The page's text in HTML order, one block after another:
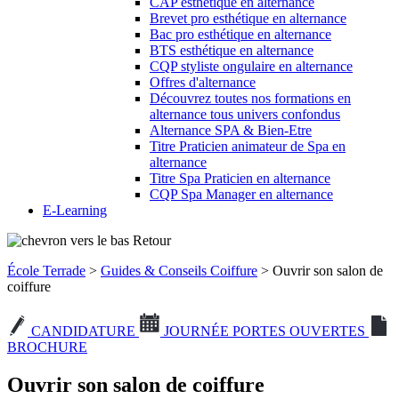
Brevet pro esthétique en alternance
Bac pro esthétique en alternance
BTS esthétique en alternance
CQP styliste ongulaire en alternance
Offres d'alternance
Découvrez toutes nos formations en
alternance tous univers confondus
Alternance SPA & Bien-Etre
Titre Praticien animateur de Spa en
alternance
Titre Spa Praticien en alternance
CQP Spa Manager en alternance
E-Learning
Retour
École Terrade > Guides & Conseils Coiffure > Ouvrir son salon de
coiffure
CANDIDATURE
JOURNÉE PORTES OUVERTES
BROCHURE
Ouvrir son salon de coiffure